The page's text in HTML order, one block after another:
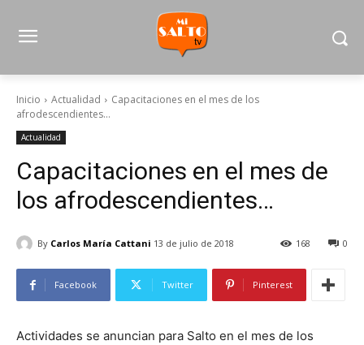
Inicio Actualidad
Capacitaciones en el mes de los
afrodescendientes...
Actualidad
Capacitaciones en el mes de
los afrodescendientes…
By Carlos María Cattani 13 de julio de 2018 0
168
Facebook Twitter Pinterest
Actividades se anuncian para Salto en el mes de los